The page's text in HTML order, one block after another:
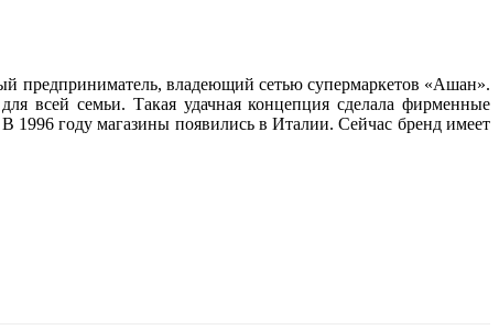
предприниматель, владеющий сетью супермаркетов «Ашан».
всей семьи. Такая удачная концепция сделала фирменные
году магазины появились в Италии. Сейчас бренд имеет